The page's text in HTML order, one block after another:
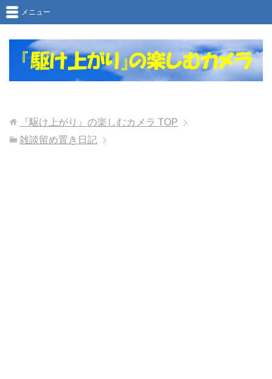
メニュー
『駆け上がり』の楽しむカメラ TOP
雑談留め置き日記